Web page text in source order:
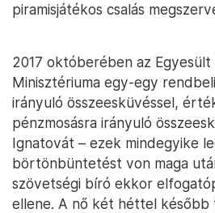
piramisjátékos csalás
2017 októberében az Egyesült
Minisztériuma egy-egy
irányuló összeesküvéssel,
pénzmosásra irányuló
Ignatovát – ezek mindegyike
börtönbüntetést von maga
szövetségi bíró ekkor
ellene. A nő két héttel később